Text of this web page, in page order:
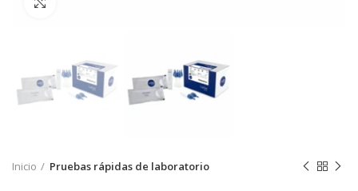
Inicio Pruebas rápidas de laboratorio